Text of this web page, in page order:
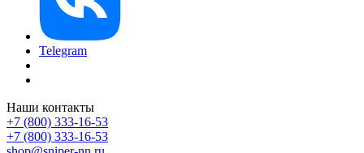
Telegram
Наши контакты
+7 (800) 333-16-53
+7 (800) 333-16-53